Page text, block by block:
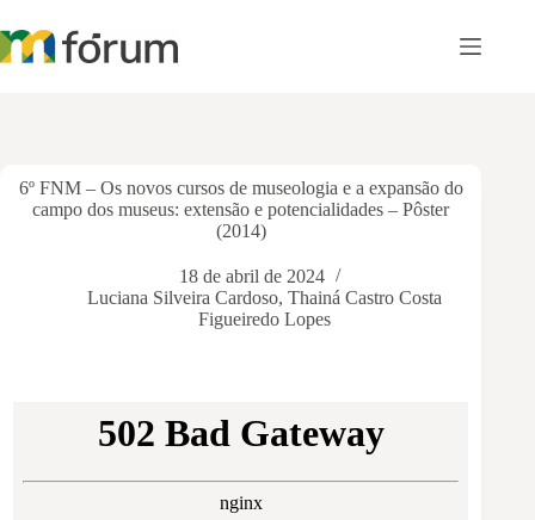
para
o
6º FNM – Os novos cursos de museologia e a expansão do
campo dos museus: extensão e potencialidades – Pôster
(2014)
18 de abril de 2024
Luciana Silveira Cardoso,Thainá Castro Costa
Figueiredo Lopes